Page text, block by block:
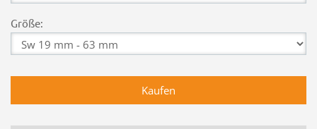
Größe: